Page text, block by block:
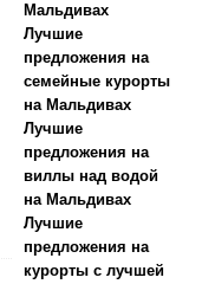
Мальдивах
Лучшие
предложения на
семейные курорты
на Мальдивах
Лучшие
предложения на
виллы над водой
на Мальдивах
Лучшие
предложения на
курорты с лучшей